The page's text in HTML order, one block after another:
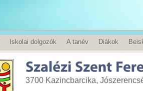
Iskolai dolgozók A tanév Diákok
3700 Kazincbarcika,